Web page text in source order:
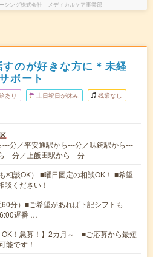
シング株式会社 メディカルケア事業部
のが好きな方に＊未経
ポート
あり 土日祝日が休み 残業なし
分／平安通駅から---分／味鋺駅から---
---分／上飯田駅から---分
相談OK） ■曜日固定の相談OK！ ■希望
談ください！
分）■ご希望があれば下記シフトも
遅番 …
OK！急募！】2カ月～ ■ご応募から最短
能です！